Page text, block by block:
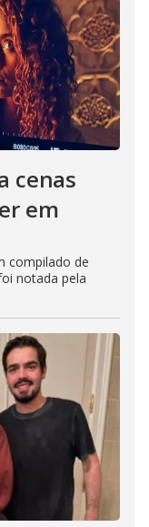
cenas
em
compilado de
notada pela